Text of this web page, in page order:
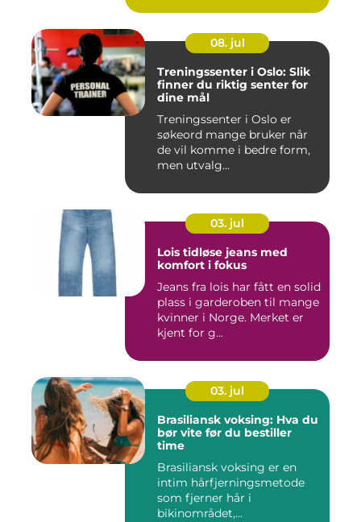
08. jul
Treningssenter i Oslo: Slik
finner du riktig senter for
dine mål
Treningssenter i Oslo er
søkeord mange bruker når
de vil komme i bedre form,
men utvalg...
03. jul
Lois tidløse jeans med
komfort i fokus
Jeans fra lois har fått en solid
plass i garderoben til mange
kvinner i Norge. Merket er
kjent for g...
03. jul
Brasiliansk voksing: Hva du
bør vite før du bestiller
time
Brasiliansk voksing er en
intim hårfjerningsmetode
som fjerner hår i
bikinområdet,...